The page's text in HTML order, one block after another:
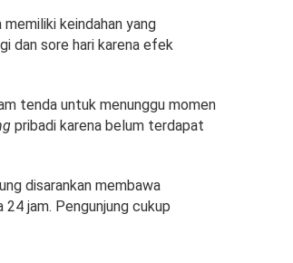
keindahan yang
dan sore hari karena efek
tenda untuk menunggu momen
pribadi karena belum terdapat
disarankan membawa
24 jam. Pengunjung cukup